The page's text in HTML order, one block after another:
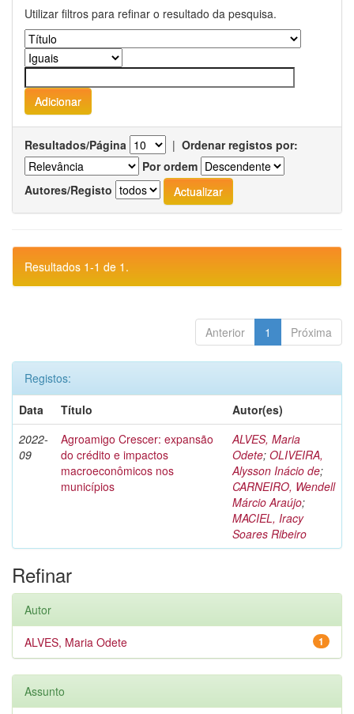
Utilizar filtros para refinar o resultado da pesquisa.
Resultados/Página | Ordenar registos por:
Por ordem
Autores/Registo
Resultados 1-1 de 1.
Anterior 1 Próxima
Registos:
Data
Título
Autor(es)
2022-
09
Agroamigo Crescer: expansão
do crédito e impactos
macroeconômicos nos
municípios
ALVES, Maria
Odete; OLIVEIRA,
Alysson Inácio de;
CARNEIRO, Wendell
Márcio Araújo;
MACIEL, Iracy
Soares Ribeiro
Refinar
Autor
1
ALVES, Maria Odete
Assunto